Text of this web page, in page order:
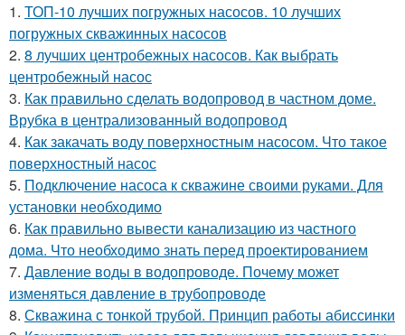
1. ТОП-10 лучших погружных насосов. 10 лучших
погружных скважинных насосов
2. 8 лучших центробежных насосов. Как выбрать
центробежный насос
3. Как правильно сделать водопровод в частном доме.
Врубка в централизованный водопровод
4. Как закачать воду поверхностным насосом. Что такое
поверхностный насос
5. Подключение насоса к скважине своими руками. Для
установки необходимо
6. Как правильно вывести канализацию из частного
дома. Что необходимо знать перед проектированием
7. Давление воды в водопроводе. Почему может
изменяться давление в трубопроводе
8. Скважина с тонкой трубой. Принцип работы абиссинки